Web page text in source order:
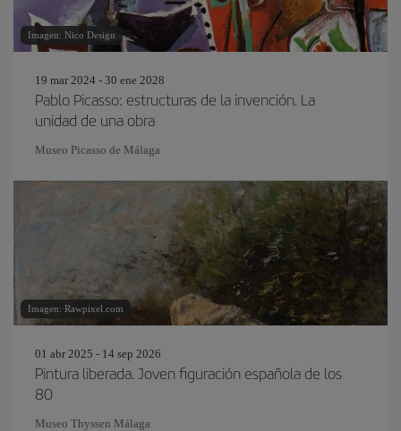
Imagen: Nico Design
19 mar 2024 - 30 ene 2028
Pablo Picasso: estructuras de la invención. La
unidad de una obra
Museo Picasso de Málaga
Imagen: Rawpixel.com
01 abr 2025 - 14 sep 2026
Pintura liberada. Joven figuración española de los
80
Museo Thyssen Málaga